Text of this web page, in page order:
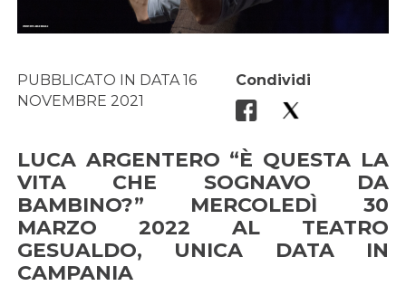
PUBBLICATO IN DATA 16
NOVEMBRE 2021
Condividi
LUCA ARGENTERO “È QUESTA LA
VITA CHE SOGNAVO DA
BAMBINO?” MERCOLEDÌ 30
MARZO 2022 AL TEATRO
GESUALDO, UNICA DATA IN
CAMPANIA